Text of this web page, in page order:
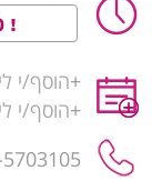
+הוסף/י
+הוסף/י